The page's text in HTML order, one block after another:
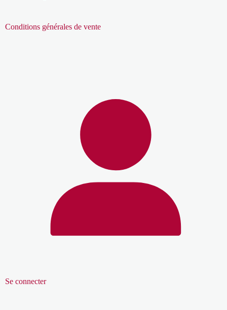
Conditions générales de vente
Se connecter